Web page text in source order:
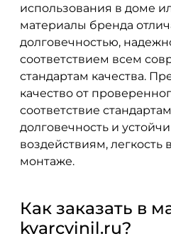
использования в доме
материалы бренда
долговечностью,
соответствием всем
стандартам качества.
качество от
соответствие
долговечность и
воздействиям, легкость
монтаже.
Как заказать в
kvarcvinil.ru?